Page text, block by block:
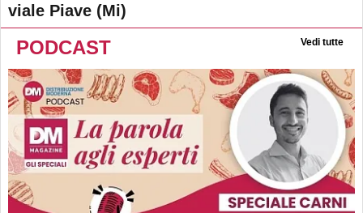
viale Piave (Mi)
PODCAST Vedi tutte